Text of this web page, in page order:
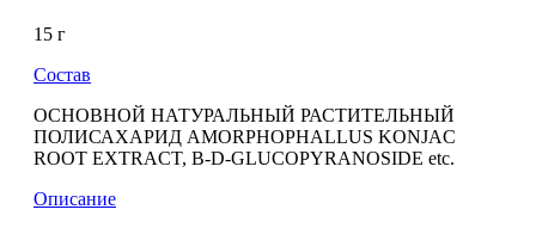
15 г
Состав
ОСНОВНОЙ НАТУРАЛЬНЫЙ РАСТИТЕЛЬНЫЙ
ПОЛИСАХАРИД AMORPHOPHALLUS KONJAC
ROOT EXTRACT, B-D-GLUCOPYRANOSIDE etc.
Описание